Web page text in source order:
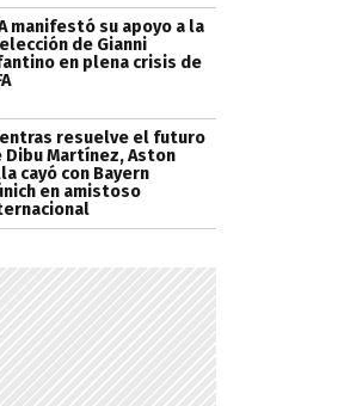
manifestó su apoyo a la
de Gianni
en plena crisis de
resuelve el futuro
Dibu Martínez, Aston
cayó con Bayern
en amistoso